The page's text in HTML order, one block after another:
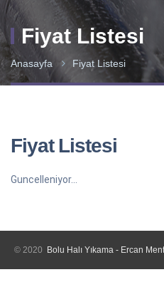
Fiyat Listesi
Anasayfa Fiyat Listesi
Fiyat Listesi
Guncelleniyor...
© 2020 Bolu Halı Yıkama - Ercan